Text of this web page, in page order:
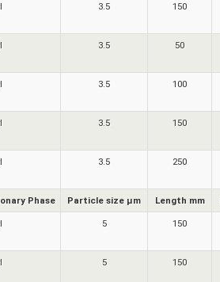
3.5 150
3.5 50
3.5 100
3.5 150
3.5 250
Phase Particle size µm Length mm
5 150
5 150